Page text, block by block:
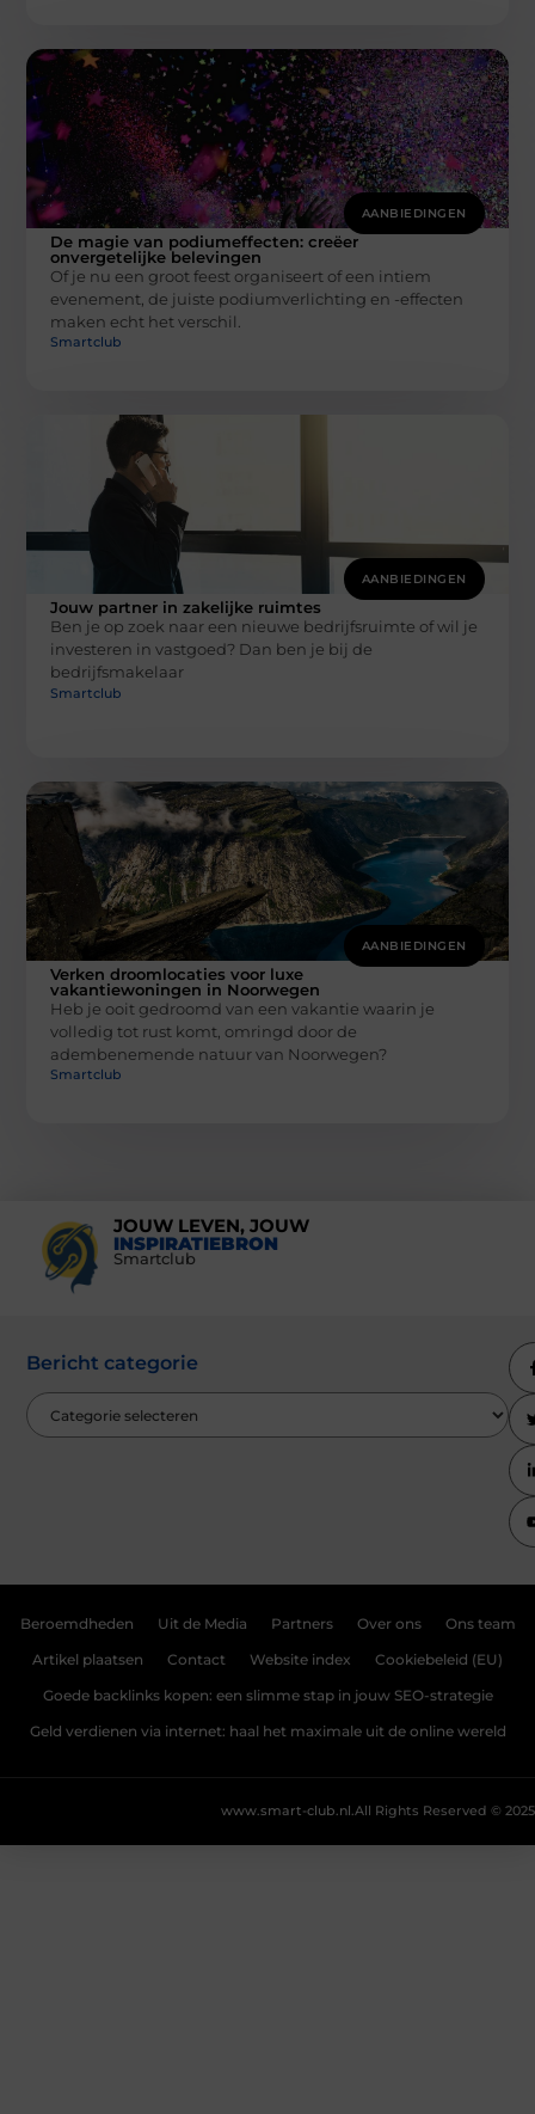
AANBIEDINGEN
De magie van podiumeffecten: creëer
onvergetelijke belevingen
Of je nu een groot feest organiseert of een intiem
evenement, de juiste podiumverlichting en -effecten
maken echt het verschil.
Smartclub
AANBIEDINGEN
Jouw partner in zakelijke ruimtes
Ben je op zoek naar een nieuwe bedrijfsruimte of wil je
investeren in vastgoed? Dan ben je bij de
bedrijfsmakelaar
Smartclub
AANBIEDINGEN
Verken droomlocaties voor luxe
vakantiewoningen in Noorwegen
Heb je ooit gedroomd van een vakantie waarin je
volledig tot rust komt, omringd door de
adembenemende natuur van Noorwegen?
Smartclub
JOUW LEVEN, JOUW
INSPIRATIEBRON
Smartclub
Bericht categorie
Beroemdheden Uit de Media Partners Over ons Ons team
Artikel plaatsen Contact Website index Cookiebeleid (EU)
Goede backlinks kopen: een slimme stap in jouw SEO-strategie
Geld verdienen via internet: haal het maximale uit de online wereld
All Rights Reserved © 2025
www.smart-club.nl.